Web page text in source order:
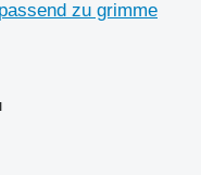
zu grimme